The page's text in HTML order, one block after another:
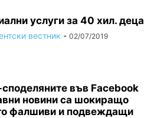
услуги за 40 хил. деца
вестник - 02/07/2019
във Facebook
новини са шокиращо
фалшиви и подвеждащи